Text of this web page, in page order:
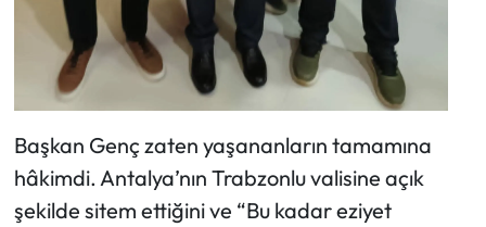
Başkan Genç zaten yaşananların tamamına
hâkimdi. Antalya’nın Trabzonlu valisine açık
şekilde sitem ettiğini ve “Bu kadar eziyet